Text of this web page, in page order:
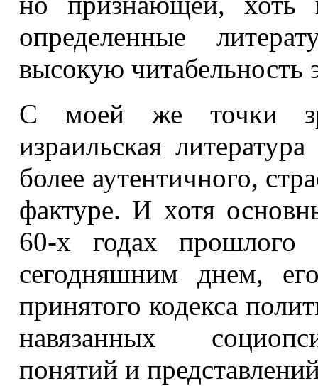
определенные
высокую читабельность
С моей же точки
израильская
более аутентичного,
фактуре. И хотя
60‑х годах
сегодняшним днем,
принятого кодекса
навязанных
понятий и